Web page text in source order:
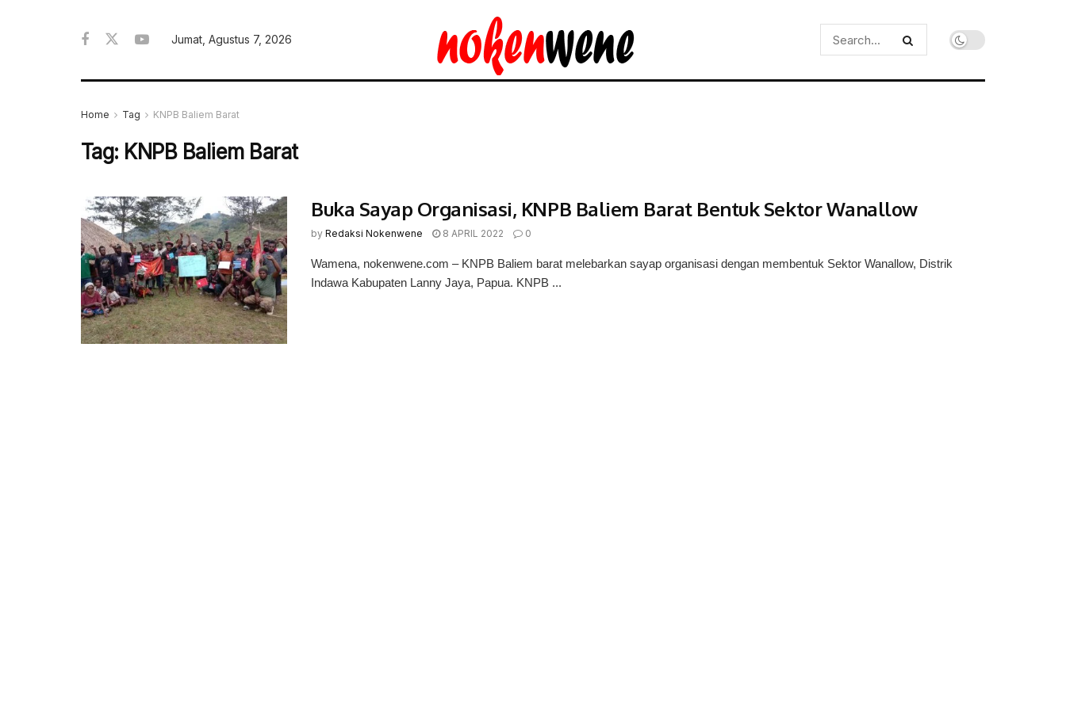
Jumat, Agustus 7, 2026
Home Tag KNPB Baliem Barat
Tag: KNPB Baliem Barat
Buka Sayap Organisasi, KNPB Baliem Barat Bentuk Sektor Wanallow
by Redaksi Nokenwene 8 APRIL 2022 0
Wamena, nokenwene.com – KNPB Baliem barat melebarkan sayap organisasi dengan membentuk Sektor Wanallow, Distrik
Indawa Kabupaten Lanny Jaya, Papua. KNPB ...